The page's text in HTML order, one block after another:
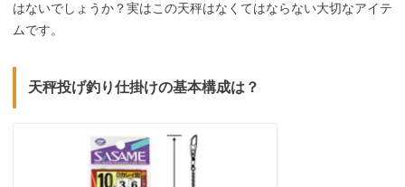
はないでしょうか？実はこの天秤はなくてはならない大切なアイテ
ムです。
天秤投げ釣り仕掛けの基本構成は？